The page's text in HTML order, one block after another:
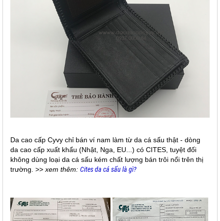
Da cao cấp Cyvy chỉ bán ví nam làm từ da cá sấu thật - dòng
da cao cấp xuất khẩu (Nhật, Nga, EU...) có CITES, tuyệt đối
không dùng loại da cá sấu kém chất lượng bán trôi nổi trên thị
trường. >> xem thêm: Cites da cá sấu là gì?